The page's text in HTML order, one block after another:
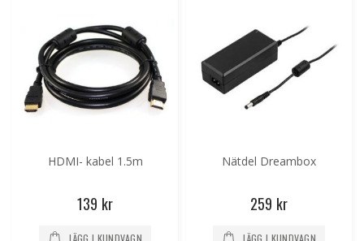
HDMI- kabel 1.5m
139 kr
LÄGG I KUNDVAGN
Nätdel Dreambox
259 kr
LÄGG I KUNDVAGN